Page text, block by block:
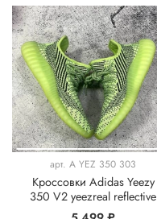
арт. A YEZ 350 303
Кроссовки Adidas Yeezy
350 V2 yeezreal reflective